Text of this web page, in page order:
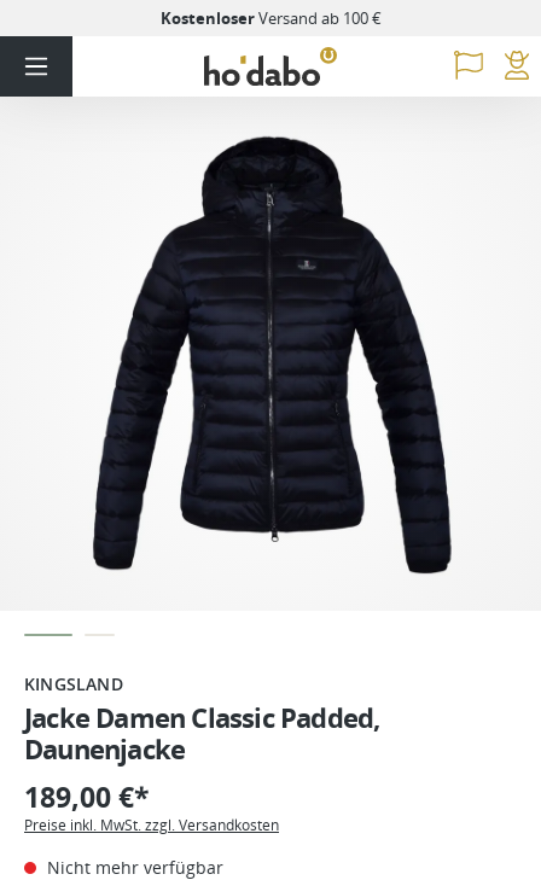
KostenloserVersand ab 100 €
KINGSLAND
Jacke Damen Classic Padded,
Daunenjacke
189,00 €*
Preise inkl. MwSt. zzgl. Versandkosten
Nicht mehr verfügbar